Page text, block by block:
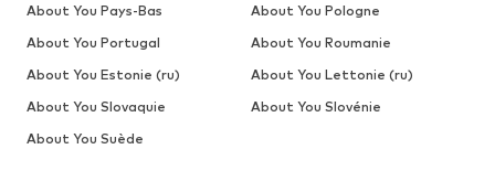
About You Pays-Bas
About You Pologne
About You Portugal
About You Roumanie
About You Estonie (ru)
About You Lettonie (ru)
About You Slovaquie
About You Slovénie
About You Suède